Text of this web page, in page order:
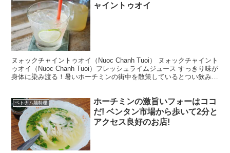
ャイントゥオイ
ヌォックチャイントゥオイ（Nuoc Chanh Tuoi） ヌォックチャイント
ゥオイ（Nuoc Chanh Tuoi）フレッシュライムジュース すっきり味が
身体に染み渡る！暑いホーチミンの街中を散策しているとつい飲みた
ベトナム麺料理
ホーチミンの激旨いフォーはココ
だ! ベンタン市場から歩いて2分と
アクセス良好のお店!